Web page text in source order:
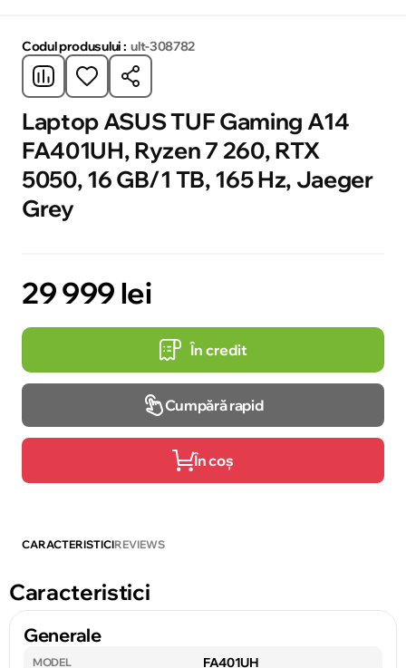
Codul produsului : ult-308782
Laptop ASUS TUF Gaming A14
FA401UH, Ryzen 7 260, RTX
5050, 16 GB/1 TB, 165 Hz, Jaeger
Grey
29 999 lei
În credit
Cumpără rapid
În coș
CARACTERISTICIREVIEWS
Caracteristici
Generale
MODEL FA401UH